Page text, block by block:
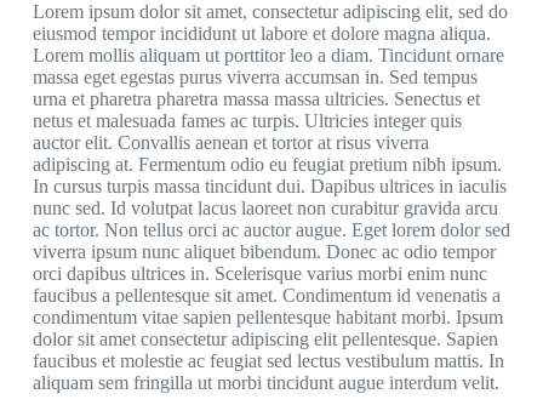
Lorem ipsum dolor sit amet, consectetur adipiscing elit, sed do
eiusmod tempor incididunt ut labore et dolore magna aliqua.
Lorem mollis aliquam ut porttitor leo a diam. Tincidunt ornare
massa eget egestas purus viverra accumsan in. Sed tempus
urna et pharetra pharetra massa massa ultricies. Senectus et
netus et malesuada fames ac turpis. Ultricies integer quis
auctor elit. Convallis aenean et tortor at risus viverra
adipiscing at. Fermentum odio eu feugiat pretium nibh ipsum.
In cursus turpis massa tincidunt dui. Dapibus ultrices in iaculis
nunc sed. Id volutpat lacus laoreet non curabitur gravida arcu
ac tortor. Non tellus orci ac auctor augue. Eget lorem dolor sed
viverra ipsum nunc aliquet bibendum. Donec ac odio tempor
orci dapibus ultrices in. Scelerisque varius morbi enim nunc
faucibus a pellentesque sit amet. Condimentum id venenatis a
condimentum vitae sapien pellentesque habitant morbi. Ipsum
dolor sit amet consectetur adipiscing elit pellentesque. Sapien
faucibus et molestie ac feugiat sed lectus vestibulum mattis. In
aliquam sem fringilla ut morbi tincidunt augue interdum velit.